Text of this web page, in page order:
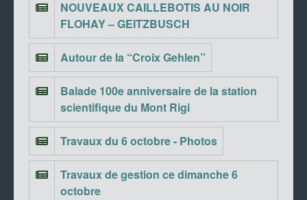
NOUVEAUX CAILLEBOTIS AU NOIR
FLOHAY – GEITZBUSCH
Autour de la “Croix Gehlen”
Balade 100e anniversaire de la station
scientifique du Mont Rigi
Travaux du 6 octobre - Photos
Travaux de gestion ce dimanche 6
octobre